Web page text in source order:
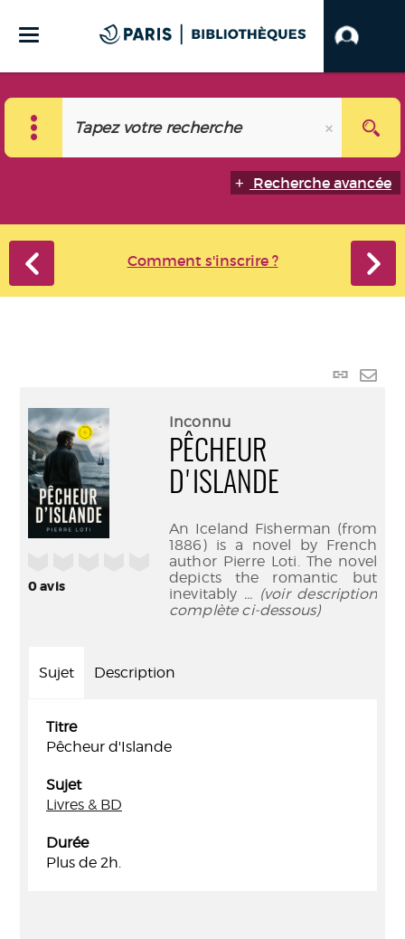
Recherche avancée
Comment s'inscrire ?
Lien
0avis
Inconnu
PÊCHEUR
D'ISLANDE
An Iceland Fisherman (from
1886) is a novel by French
author Pierre Loti. The novel
depicts the romantic but
inevitably ... (voir description
complète ci-dessous)
Sujet Description
Titre
Pêcheur d'Islande
Sujet
Livres & BD
Durée
Plus de 2h.